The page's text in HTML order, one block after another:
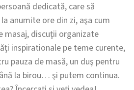
dedicată, care să
anumite ore din zi, aşa cum
masaj, discuţii organizate
inspirationale pe teme curente,
pauza de masă, un duş pentru
la birou… şi putem continua.